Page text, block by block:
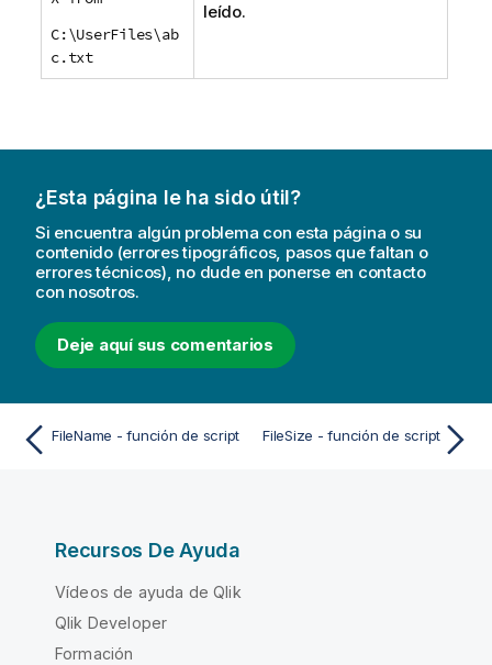
C:\UserFiles\ab
c.txt
leído.
¿Esta página le ha sido útil?
Si encuentra algún problema con esta página o su
contenido (errores tipográficos, pasos que faltan o
errores técnicos), no dude en ponerse en contacto
con nosotros.
Deje aquí sus comentarios
FileName - función de script FileSize - función de script
Recursos De Ayuda
Vídeos de ayuda de Qlik
Qlik Developer
Formación